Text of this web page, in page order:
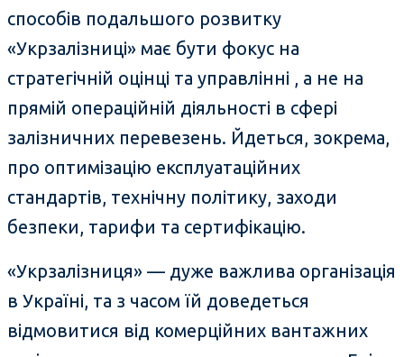
способів подальшого розвитку
«Укрзалізниці» має бути фокус на
стратегічній оцінці та управлінні , а не на
прямій операційній діяльності в сфері
залізничних перевезень. Йдеться, зокрема,
про оптимізацію експлуатаційних
стандартів, технічну політику, заходи
безпеки, тарифи та сертифікацію.
«Укрзалізниця» — дуже важлива організація
в Україні, та з часом їй доведеться
відмовитися від комерційних вантажних